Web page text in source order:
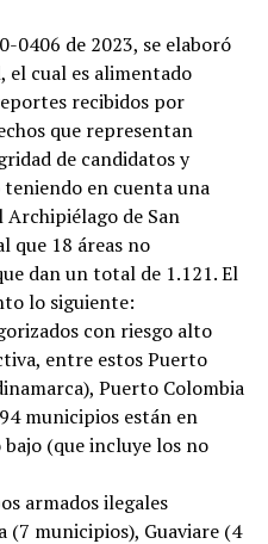
0406 de 2023, se elaboró
el cual es alimentado
recibidos por
que representan
de candidatos y
teniendo en cuenta una
Archipiélago de San
que 18 áreas no
dan un total de 1.121. El
lo siguiente:
con riesgo alto
entre estos Puerto
Puerto Colombia
municipios están en
(que incluye los no
armados ilegales
municipios), Guaviare (4